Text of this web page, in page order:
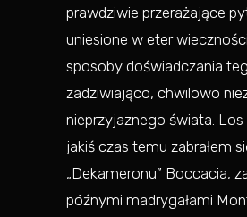
prawdziwie przerażające
uniesione w eter
sposoby doświadczania
zadziwiająco, chwilowo
nieprzyjaznego świata. Los
jakiś czas temu zabrałem
„Dekameronu” Boccacia,
późnymi madrygałami